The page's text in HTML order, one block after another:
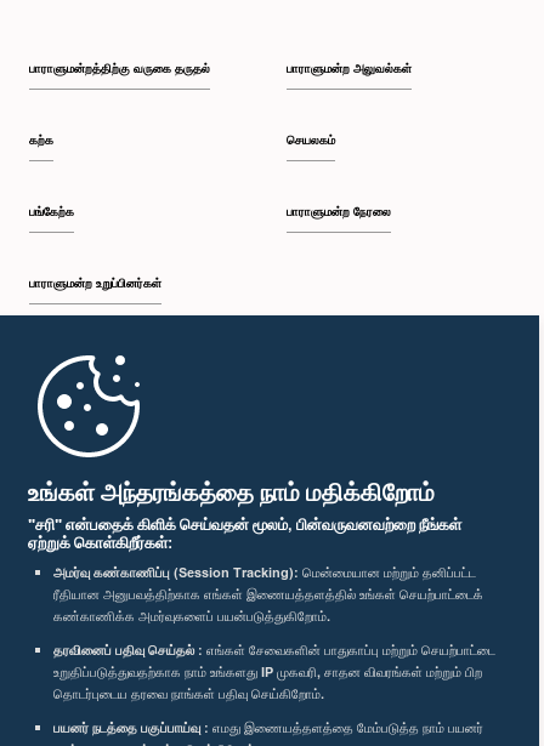
உங்கள் அந்தரங்கத்தை நாம் மதிக்கிறோம்
"சரி" என்பதைக் கிளிக் செய்வதன் மூலம், பின்வருவனவற்றை நீங்கள்
ஏற்றுக் கொள்கிறீர்கள்:
அமர்வு கண்காணிப்பு (Session Tracking): மென்மையான மற்றும் தனிப்பட்ட
ரீதியான அனுபவத்திற்காக எங்கள் இணையத்தளத்தில் உங்கள் செயற்பாட்டைக்
கண்காணிக்க அமர்வுகளைப் பயன்படுத்துகிறோம்.
தரவினைப் பதிவு செய்தல் : எங்கள் சேவைகளின் பாதுகாப்பு மற்றும் செயற்பாட்டை
உறுதிப்படுத்துவதற்காக நாம் உங்களது IP முகவரி, சாதன விவரங்கள் மற்றும் பிற
தொடர்புடைய தரவை நாங்கள் பதிவு செய்கிறோம்.
பயனர் நடத்தை பகுப்பாய்வு : எமது இணையத்தளத்தை மேம்படுத்த நாம் பயனர்
பாராளுமன்றத்திற்கு வருகை தருதல்
கற்க
பங்கேற்க
பாராளுமன்ற உறுப்பினர்கள்
முதற்பக்கம்
பாராளுமன்ற அலுவல்கள்
செயலகம்
பாராளுமன்ற நேரலை
பாராளுமன்ற கையடக்க செயலி
எம்மை பின்தொடர்க :
விருதுகள்